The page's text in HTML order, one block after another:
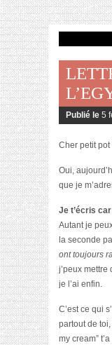
Publié le 5
Cher petit pot
Oui,
que je
Je t’écris
Autant je
la seconde
ont toujours
j’peux mettre
je l’ai enfin.
C’est ce qui
partout de toi,
my cream”